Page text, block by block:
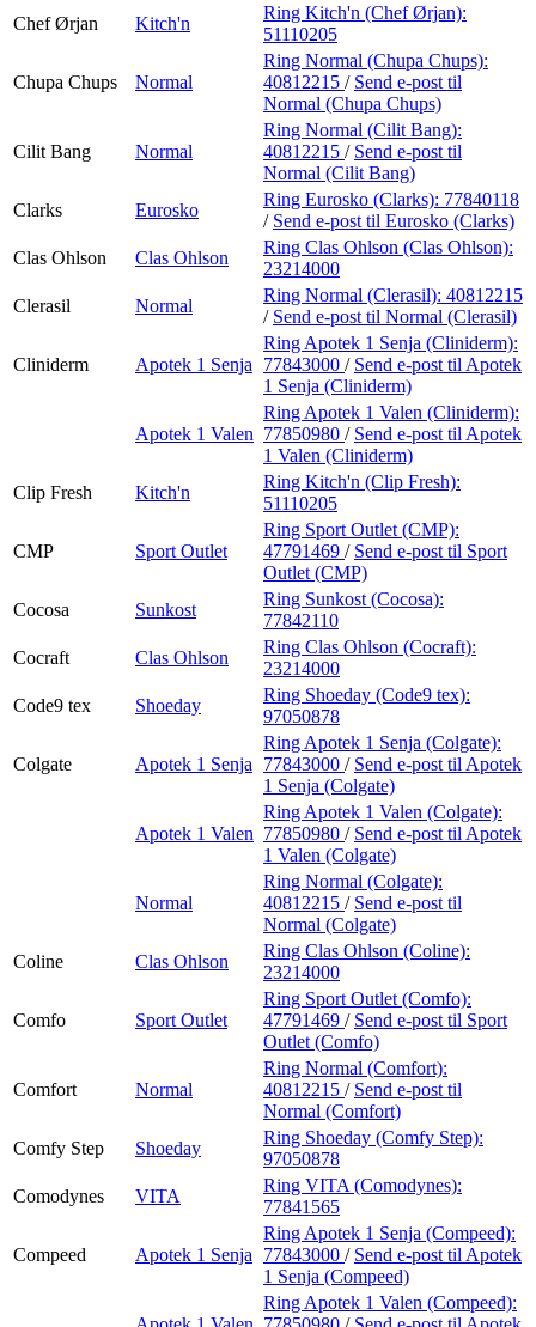
Chef Ørjan
Kitch'n
Ring Kitch'n (Chef Ørjan):
51110205
Chupa Chups Normal
Ring Normal (Chupa Chups):
40812215 / Send e-post til
Normal (Chupa Chups)
Cilit Bang Normal
Ring Normal (Cilit Bang):
40812215 / Send e-post til
Normal (Cilit Bang)
Clarks
Eurosko
Ring Eurosko (Clarks): 77840118
/ Send e-post til Eurosko (Clarks)
Clas Ohlson
Clas Ohlson
Ring Clas Ohlson (Clas Ohlson):
23214000
Clerasil
Normal
Ring Normal (Clerasil): 40812215
/ Send e-post til Normal (Clerasil)
Cliniderm Apotek 1 Senja
Ring Apotek 1 Senja (Cliniderm):
77843000 / Send e-post til Apotek
1 Senja (Cliniderm)
Apotek 1 Valen
Ring Apotek 1 Valen (Cliniderm):
77850980 / Send e-post til Apotek
1 Valen (Cliniderm)
Clip Fresh
Kitch'n
Ring Kitch'n (Clip Fresh):
51110205
CMP Sport Outlet
Ring Sport Outlet (CMP):
47791469 / Send e-post til Sport
Outlet (CMP)
Cocosa
Sunkost
Ring Sunkost (Cocosa):
77842110
Cocraft
Clas Ohlson
Ring Clas Ohlson (Cocraft):
23214000
Code9 tex
Shoeday
Ring Shoeday (Code9 tex):
97050878
Colgate Apotek 1 Senja
Ring Apotek 1 Senja (Colgate):
77843000 / Send e-post til Apotek
1 Senja (Colgate)
Apotek 1 Valen
Ring Apotek 1 Valen (Colgate):
77850980 / Send e-post til Apotek
1 Valen (Colgate)
Normal
Ring Normal (Colgate):
40812215 / Send e-post til
Normal (Colgate)
Coline
Clas Ohlson
Ring Clas Ohlson (Coline):
23214000
Comfo Sport Outlet
Ring Sport Outlet (Comfo):
47791469 / Send e-post til Sport
Outlet (Comfo)
Comfort Normal
Ring Normal (Comfort):
40812215 / Send e-post til
Normal (Comfort)
Comfy Step
Shoeday
Ring Shoeday (Comfy Step):
97050878
Comodynes
VITA
Ring VITA (Comodynes):
77841565
Compeed Apotek 1 Senja
Ring Apotek 1 Senja (Compeed):
77843000 / Send e-post til Apotek
1 Senja (Compeed)
Ring Apotek 1 Valen (Compeed):